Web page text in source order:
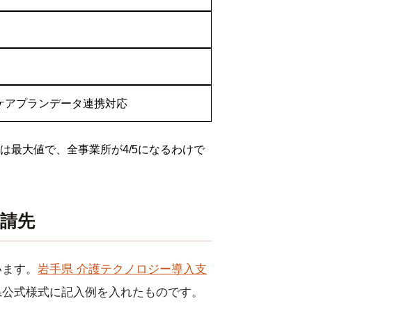
アプランデータ連携対応
最大値で、全事業所が4/5になるわけで
先
す。 岩手県 介護テクノロジー導入支
式様式に記入例を入れたものです。